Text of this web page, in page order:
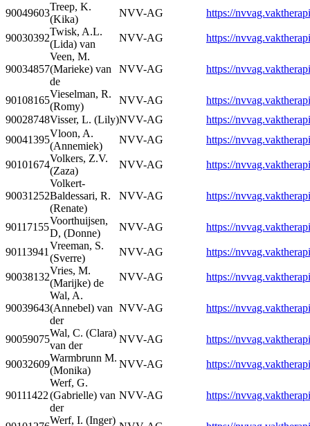
90049603
Treep, K.
(Kika)
NVV-AG https://
90030392
Twisk, A.L.
(Lida) van
NVV-AG https://
90034857
Veen, M.
(Marieke) van
de
NVV-AG https://
90108165
Vieselman, R.
(Romy)
NVV-AG
https://
90028748Visser, L. (Lily)NVV-AG
https://
90041395
Vloon, A.
(Annemiek)
NVV-AG https://
90101674
Volkers, Z.V.
(Zaza)
NVV-AG https://
90031252
Volkert-
Baldessari, R.
(Renate)
NVV-AG https://
90117155
Voorthuijsen,
D, (Donne)
NVV-AG https://
90113941
Vreeman, S.
(Sverre)
NVV-AG https://
90038132
Vries, M.
(Marijke) de
NVV-AG https://
90039643
Wal, A.
(Annebel) van
der
NVV-AG https://
90059075
Wal, C. (Clara)
van der
NVV-AG https://
90032609
Warmbrunn M.
(Monika)
NVV-AG https://
90111422
Werf, G.
(Gabrielle) van
der
NVV-AG https://
Werf, I. (Inger)